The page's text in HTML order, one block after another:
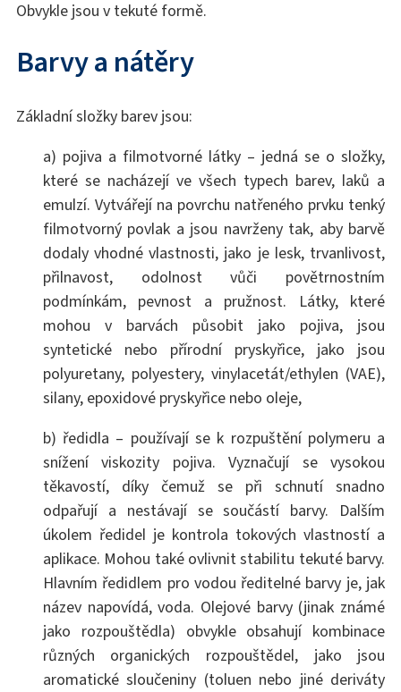
Obvykle jsou v tekuté formě.
Barvy a nátěry
Základní složky barev jsou:
a) pojiva a filmotvorné látky – jedná se o složky,
které se nacházejí ve všech typech barev, laků a
emulzí. Vytvářejí na povrchu natřeného prvku tenký
filmotvorný povlak a jsou navrženy tak, aby barvě
dodaly vhodné vlastnosti, jako je lesk, trvanlivost,
přilnavost, odolnost vůči povětrnostním
podmínkám, pevnost a pružnost. Látky, které
mohou v barvách působit jako pojiva, jsou
syntetické nebo přírodní pryskyřice, jako jsou
polyuretany, polyestery, vinylacetát/ethylen (VAE),
silany, epoxidové pryskyřice nebo oleje,
b) ředidla – používají se k rozpuštění polymeru a
snížení viskozity pojiva. Vyznačují se vysokou
těkavostí, díky čemuž se při schnutí snadno
odpařují a nestávají se součástí barvy. Dalším
úkolem ředidel je kontrola tokových vlastností a
aplikace. Mohou také ovlivnit stabilitu tekuté barvy.
Hlavním ředidlem pro vodou ředitelné barvy je, jak
název napovídá, voda. Olejové barvy (jinak známé
jako rozpouštědla) obvykle obsahují kombinace
různých organických rozpouštědel, jako jsou
aromatické sloučeniny (toluen nebo jiné deriváty